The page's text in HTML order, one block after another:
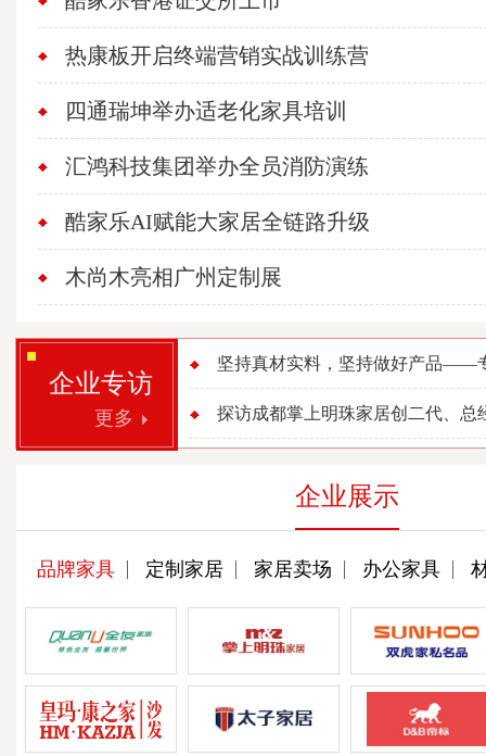
热康板开启终端营销实战训练营
四通瑞坤举办适老化家具培训
汇鸿科技集团举办全员消防演练
酷家乐AI赋能大家居全链路升级
木尚木亮相广州定制展
企业专访
更多
坚持真材实料，坚持做好产品——
探访成都掌上明珠家居创二代、总
企业展示
品牌家具 定制家居 家居卖场 办公家具